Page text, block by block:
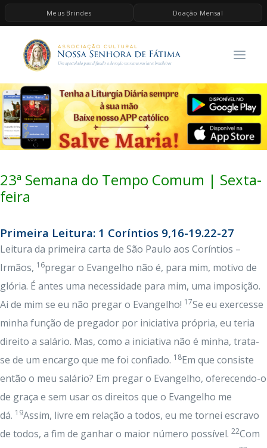
Meus Brindes Doação Mensal
HOME
A ASSOCIAÇÃO
CONTEÚDOS DE MARIA
ESPIRITUALIDADE
AS MELHORES MÚSICAS CATÓLICAS
BRINDES
QUERO DOAR
23ª Semana do Tempo Comum | Sexta-
feira
Primeira Leitura: 1 Coríntios 9,16-19.22-27
Leitura da primeira carta de São Paulo aos Coríntios –
Irmãos, 16pregar o Evangelho não é, para mim, motivo de
glória. É antes uma necessidade para mim, uma imposição.
Ai de mim se eu não pregar o Evangelho! 17Se eu exercesse
minha função de pregador por iniciativa própria, eu teria
direito a salário. Mas, como a iniciativa não é minha, trata-
se de um encargo que me foi confiado. 18Em que consiste
então o meu salário? Em pregar o Evangelho, oferecendo-o
de graça e sem usar os direitos que o Evangelho me
dá. 19Assim, livre em relação a todos, eu me tornei escravo
de todos, a fim de ganhar o maior número possível. 22Com